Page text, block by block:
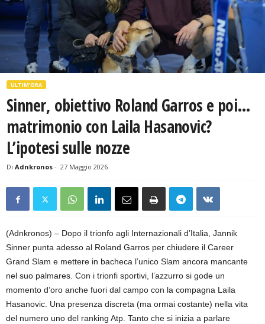
ULTIM'ORA
Sinner, obiettivo Roland Garros e poi…
matrimonio con Laila Hasanovic?
L’ipotesi sulle nozze
Di Adnkronos - 27 Maggio 2026
(Adnkronos) – Dopo il trionfo agli Internazionali d’Italia, Jannik
Sinner punta adesso al Roland Garros per chiudere il Career
Grand Slam e mettere in bacheca l’unico Slam ancora mancante
nel suo palmares. Con i trionfi sportivi, l’azzurro si gode un
momento d’oro anche fuori dal campo con la compagna Laila
Hasanovic. Una presenza discreta (ma ormai costante) nella vita
del numero uno del ranking Atp. Tanto che si inizia a parlare